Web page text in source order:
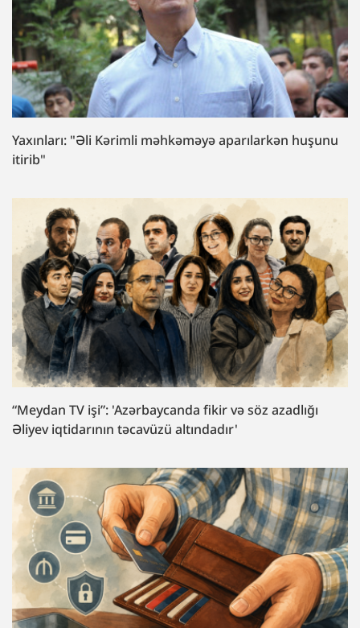
Yaxınları: "Əli Kərimli məhkəməyə aparılarkən huşunu
itirib"
“Meydan TV işi”: 'Azərbaycanda fikir və söz azadlığı
Əliyev iqtidarının təcavüzü altındadır'